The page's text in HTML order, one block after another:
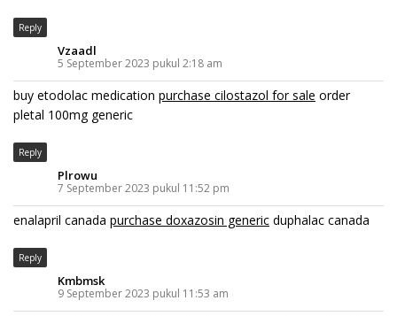
Reply
Vzaadl
5 September 2023 pukul 2:18 am
buy etodolac medication purchase cilostazol for sale order
pletal 100mg generic
Reply
Plrowu
7 September 2023 pukul 11:52 pm
enalapril canada purchase doxazosin generic duphalac canada
Reply
Kmbmsk
9 September 2023 pukul 11:53 am